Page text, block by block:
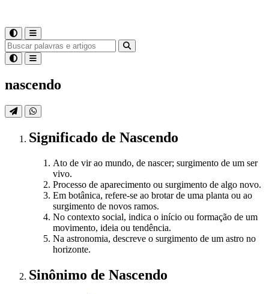
nascendo
Significado de Nascendo
Ato de vir ao mundo, de nascer; surgimento de um ser
vivo.
Processo de aparecimento ou surgimento de algo novo.
Em botânica, refere-se ao brotar de uma planta ou ao
surgimento de novos ramos.
No contexto social, indica o início ou formação de um
movimento, ideia ou tendência.
Na astronomia, descreve o surgimento de um astro no
horizonte.
Sinônimo de Nascendo